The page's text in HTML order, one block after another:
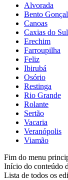
Alvorada
Bento
Canoas
Caxias do Sul
Erechim
Farroupilha
Feliz
Ibirubá
Osório
Restinga
Rio Grande
Rolante
Sertão
Vacaria
Veranópolis
Viamão
Fim do menu
Início do conteúdo
Lista de todos os